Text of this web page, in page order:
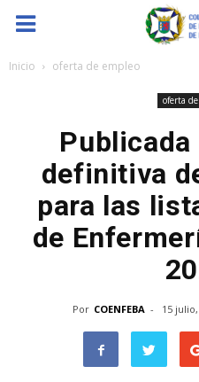
Coenfeba
Inicio oferta de empleo
oferta
definitiva
para las
de
Por COENFEBA - 15 julio,